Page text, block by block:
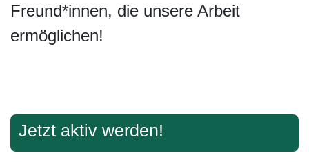
Freund*innen, die unsere Arbeit
ermöglichen!
Jetzt aktiv werden!